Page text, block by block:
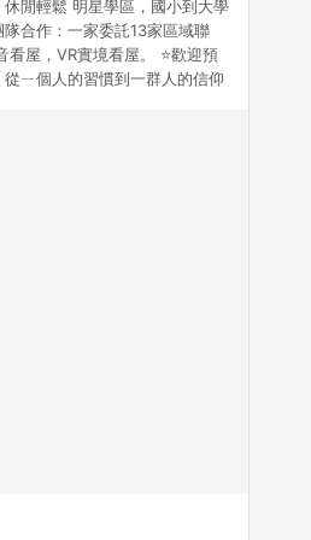
閒輕鬆 明星學區，國小到大學
合作：一家委託13家區域聯
屋，VR實境看屋。 ⭐️歡迎預
ㄧ個人的習慣到一群人的信仰